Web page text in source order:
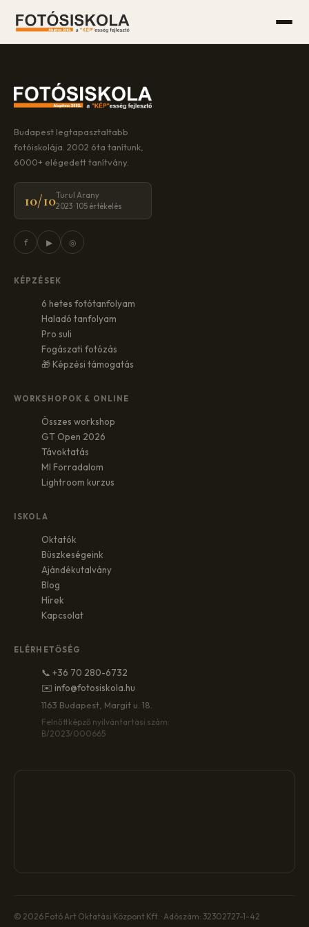
Budapest legtapasztaltabb
fotóiskolája. 2002 óta tanítunk,
6000+ elégedett tanítvány.
10/10Turul Arany
2023 · 105 értékelés
f ▶ ◎
KÉPZÉSEK
6 hetes fotótanfolyam
Haladó tanfolyam
Pro suli
Fogászati fotózás
🎁 Képzési támogatás
WORKSHOPOK & ONLINE
Összes workshop
GT Open 2026
Távoktatás
MI Forradalom
Lightroom kurzus
ISKOLA
Oktatók
Büszkeségeink
Ajándékutalvány
Blog
Hírek
Kapcsolat
ELÉRHETŐSÉG
📞 +36 70 280-6732
✉️ info@fotosiskola.hu
1163 Budapest, Margit u. 18.
Felnőttképző nyilvántartási szám:
B/2023/000665
© 2026 Fotó Art Oktatási Központ Kft. · Adószám: 32302727-1-42